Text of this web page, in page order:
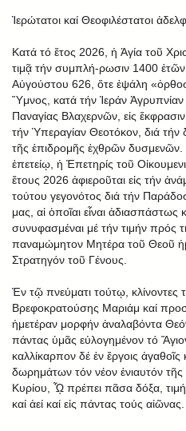
Ἱερώτατοι καί Θεοφιλέστατοι
Κατά τό ἔτος 2026, ἡ Ἁγία τοῦ
τιμᾷ τήν συμπλή-ρωσιν 1400
Αὐγούστου 626, ὅτε ἐψάλη
Ὕμνος, κατά τήν Ἱεράν
Παναγίας Βλαχερνῶν, εἰς
τήν Ὑπεραγίαν Θεοτόκον, διά τήν
τῆς ἐπιδρομῆς ἐχθρῶν δυσμενῶν.
ἐπετείῳ, ἡ Ἐπετηρίς τοῦ
ἔτους 2026 ἀφιεροῦται εἰς τήν
τούτου γεγονότος διά τήν
μας, αἱ ὁποῖαι εἶναι ἀδιασπάστως
συνυφασμέναι μέ τήν τιμήν πρός
παναμώμητον Μητέρα τοῦ Θεοῦ
Στρατηγόν τοῦ Γένους.
Ἐν τῷ πνεύματι τούτῳ, κλίνοντες
Βρεφοκρατούσης Μαριάμ καί
ἡμετέραν μορφήν ἀναλαβόντα
πάντας ὑμᾶς εὐλογημένον τό
καλλίκαρπον δέ ἐν ἔργοις
δωρημάτων τόν νέον ἐνιαυτόν
Κυρίου, ᾯ πρέπει πᾶσα δόξα,
καί ἀεί καί εἰς πάντας τούς